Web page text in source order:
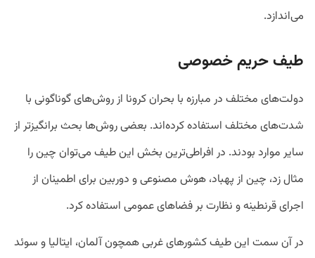
می‌اندازد.
طیف حریم خصوصی
دولت‌های مختلف در مبارزه با بحران کرونا از روش‌های گوناگونی با
شدت‌های مختلف استفاده کرده‌اند. بعضی روش‌ها بحث برانگیزتر از
سایر موارد بودند. در افراطی‌ترین بخش این طیف می‌توان چین را
مثال زد، چین از پهباد، هوش مصنوعی و دوربین‌ برای اطمینان از
اجرای قرنطینه و نظارت بر فضاهای عمومی استفاده کرد.
در آن سمت این طیف کشورهای غربی همچون آلمان، ایتالیا و سوئد